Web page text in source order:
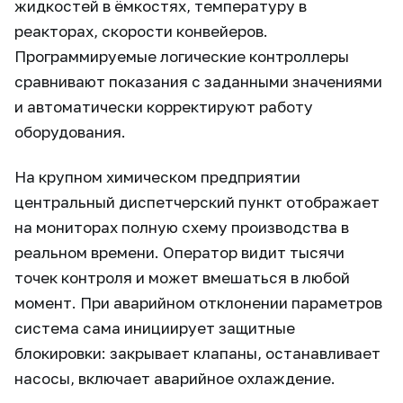
жидкостей в ёмкостях, температуру в
реакторах, скорости конвейеров.
Программируемые логические контроллеры
сравнивают показания с заданными значениями
и автоматически корректируют работу
оборудования.
На крупном химическом предприятии
центральный диспетчерский пункт отображает
на мониторах полную схему производства в
реальном времени. Оператор видит тысячи
точек контроля и может вмешаться в любой
момент. При аварийном отклонении параметров
система сама инициирует защитные
блокировки: закрывает клапаны, останавливает
насосы, включает аварийное охлаждение.